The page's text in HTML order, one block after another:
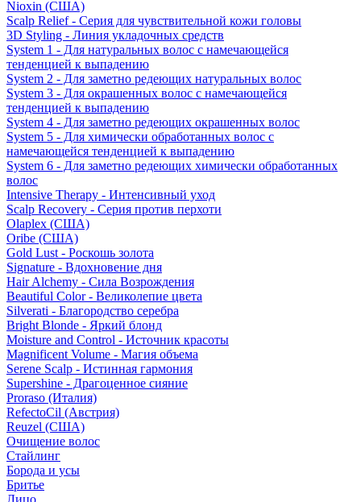
Nioxin (США)
Scalp Relief - Серия для чувствительной кожи головы
3D Styling - Линия укладочных средств
System 1 - Для натуральных волос с намечающейся
тенденцией к выпадению
System 2 - Для заметно редеющих натуральных волос
System 3 - Для окрашенных волос с намечающейся
тенденцией к выпадению
System 4 - Для заметно редеющих окрашенных волос
System 5 - Для химически обработанных волос с
намечающейся тенденцией к выпадению
System 6 - Для заметно редеющих химически обработанных
волос
Intensive Therapy - Интенсивный уход
Scalp Recovery - Серия против перхоти
Olaplex (США)
Oribe (США)
Gold Lust - Роскошь золота
Signature - Вдохновение дня
Hair Alchemy - Сила Возрождения
Beautiful Color - Великолепие цвета
Silverati - Благородство серебра
Bright Blonde - Яркий блонд
Moisture and Control - Источник красоты
Magnificent Volume - Магия объема
Serene Scalp - Истинная гармония
Supershine - Драгоценное сияние
Proraso (Италия)
RefectoCil (Австрия)
Reuzel (США)
Очищение волос
Стайлинг
Борода и усы
Бритье
Лицо